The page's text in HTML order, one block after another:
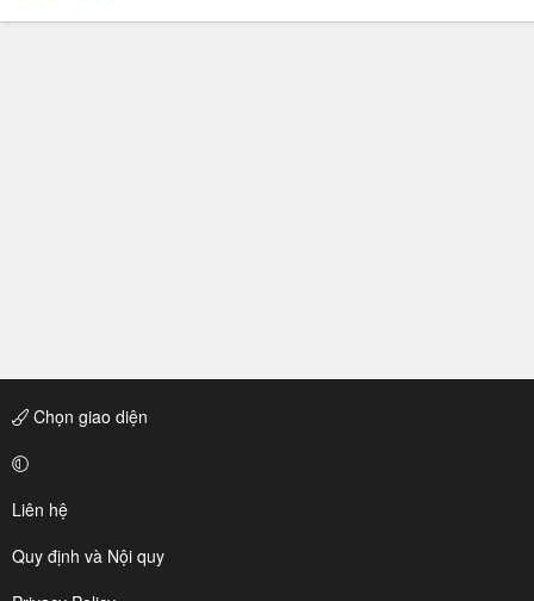
Chọn giao diện
Liên hệ
Quy định và Nội quy